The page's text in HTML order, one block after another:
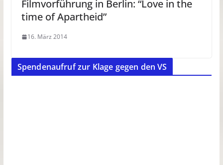
Filmvorführung in Berlin: “Love in the
time of Apartheid”
16. März 2014
Spendenaufruf zur Klage gegen den VS